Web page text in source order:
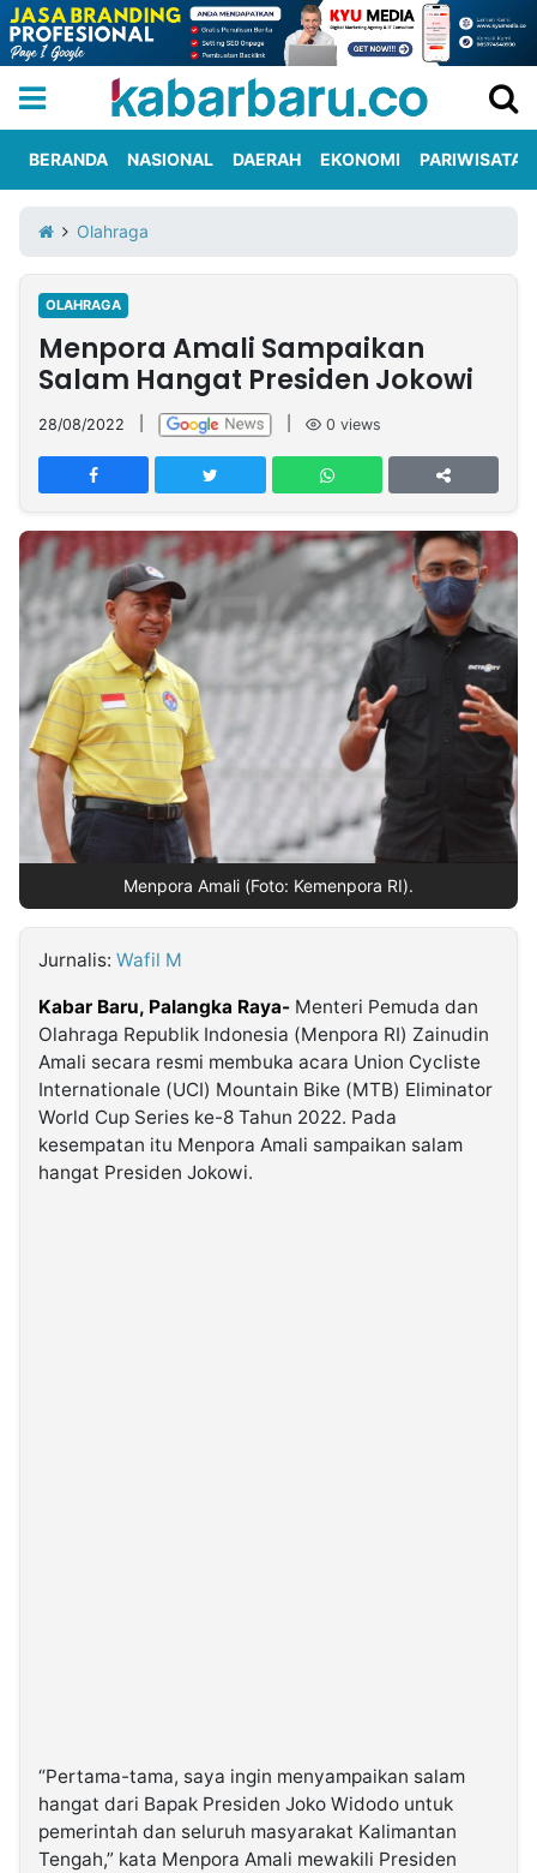
Iklan
Berita
Kami
Nasional
International
Olahraga
Entertainment
Daerah
Pariwisata
Kuliner
Kolom
Network
PT
TREETAN
MULTIMEDIA
INDONESIA
Partner
Insight
NTB
Suara
Time
Lens
IDN
Daily
Jogja
Jalan
Rakyat
Idealita
News
Kita
Notice
Dinamikapost.com
Radar
Baru
Seedbacklink
Follow
Kabarbaru
Kabarbaru.co
2026
BERANDA NASIONAL DAERAH EKONOMI PARIWISATA
Olahraga
OLAHRAGA
Menpora Amali Sampaikan
Salam Hangat Presiden Jokowi
28/08/2022 0 views
Menpora Amali (Foto: Kemenpora RI).
Jurnalis: Wafil M
Kabar Baru, Palangka Raya- Menteri Pemuda dan
Olahraga Republik Indonesia (Menpora RI) Zainudin
Amali secara resmi membuka acara Union Cycliste
Internationale (UCI) Mountain Bike (MTB) Eliminator
World Cup Series ke-8 Tahun 2022. Pada
kesempatan itu Menpora Amali sampaikan salam
hangat Presiden Jokowi.
“Pertama-tama, saya ingin menyampaikan salam
hangat dari Bapak Presiden Joko Widodo untuk
pemerintah dan seluruh masyarakat Kalimantan
Tengah,” kata Menpora Amali mewakili Presiden